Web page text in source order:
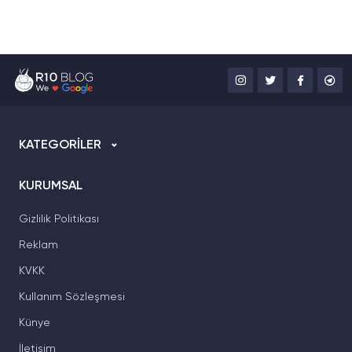
KATEGORİLER
KURUMSAL
Gizlilik Politikası
Reklam
KVKK
Kullanım Sözleşmesi
Künye
İletişim